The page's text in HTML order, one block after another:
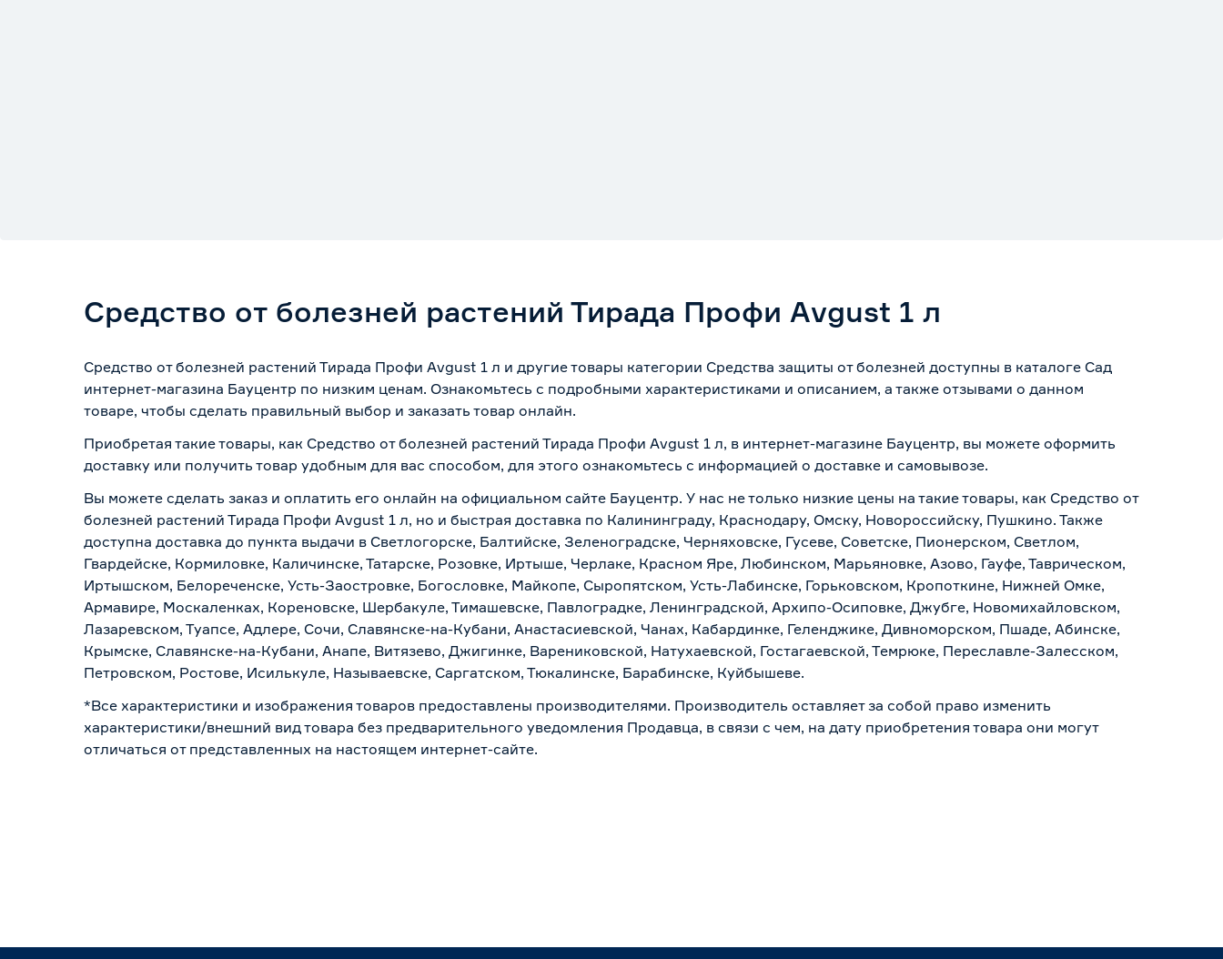
Средство от болезней растений Тирада Профи Avgust 1 л
Средство от болезней растений Тирада Профи Avgust 1 л и другие товары категории Средства защиты от болезней доступны в каталоге Сад
интернет-магазина Бауцентр по низким ценам. Ознакомьтесь с подробными характеристиками и описанием, а также отзывами о данном
товаре, чтобы сделать правильный выбор и заказать товар онлайн.
Приобретая такие товары, как Средство от болезней растений Тирада Профи Avgust 1 л, в интернет-магазине Бауцентр, вы можете оформить
доставку или получить товар удобным для вас способом, для этого ознакомьтесь с информацией о доставке и самовывозе.
Вы можете сделать заказ и оплатить его онлайн на официальном сайте Бауцентр. У нас не только низкие цены на такие товары, как Средство от
болезней растений Тирада Профи Avgust 1 л, но и быстрая доставка по Калининграду, Краснодару, Омску, Новороссийску, Пушкино. Также
доступна доставка до пункта выдачи в Светлогорске, Балтийске, Зеленоградске, Черняховске, Гусеве, Советске, Пионерском, Светлом,
Гвардейске, Кормиловке, Каличинске, Татарске, Розовке, Иртыше, Черлаке, Красном Яре, Любинском, Марьяновке, Азово, Гауфе, Таврическом,
Иртышском, Белореченске, Усть-Заостровке, Богословке, Майкопе, Сыропятском, Усть-Лабинске, Горьковском, Кропоткине, Нижней Омке,
Армавире, Москаленках, Кореновске, Шербакуле, Тимашевске, Павлоградке, Ленинградской, Архипо-Осиповке, Джубге, Новомихайловском,
Лазаревском, Туапсе, Адлере, Сочи, Славянске-на-Кубани, Анастасиевской, Чанах, Кабардинке, Геленджике, Дивноморском, Пшаде, Абинске,
Крымске, Славянске-на-Кубани, Анапе, Витязево, Джигинке, Варениковской, Натухаевской, Гостагаевской, Темрюке, Переславле-Залесском,
Петровском, Ростове, Исилькуле, Называевске, Саргатском, Тюкалинске, Барабинске, Куйбышеве.
*Все характеристики и изображения товаров предоставлены производителями. Производитель оставляет за собой право изменить
характеристики/внешний вид товара без предварительного уведомления Продавца, в связи с чем, на дату приобретения товара они могут
отличаться от представленных на настоящем интернет-сайте.